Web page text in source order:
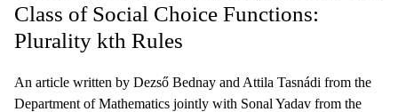
Class of Social Choice Functions:
Plurality kth Rules
An article written by Dezső Bednay and Attila Tasnádi from the
Department of Mathematics jointly with Sonal Yadav from the